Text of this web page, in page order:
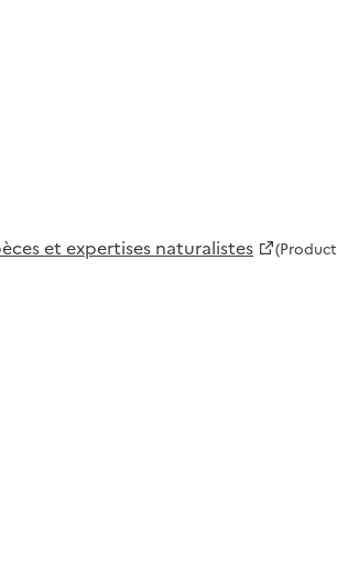
et expertises naturalistes